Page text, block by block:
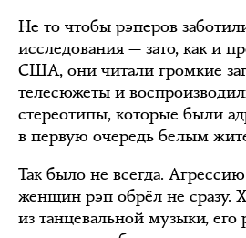
Не то чтобы рэперов
исследования — зато, как и
США, они читали громкие
телесюжеты и
стереотипы, которые были
в первую очередь белым
Так было не всегда.
женщин рэп обрёл не сразу.
из танцевальной музыки,